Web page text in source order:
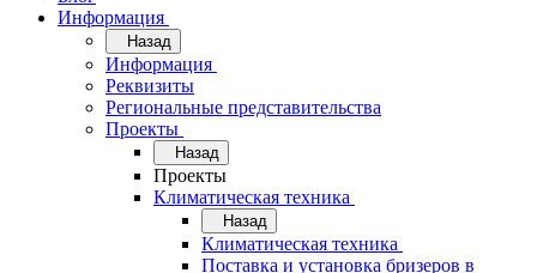
Информация
Назад
Информация
Реквизиты
Региональные представительства
Проекты
Назад
Проекты
Климатическая техника
Назад
Климатическая техника
Поставка и установка бризеров в